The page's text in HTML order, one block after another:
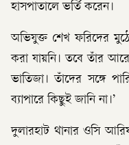
হাসপাতালে ভর্তি করেন।
অভিযুক্ত শেখ ফরিদের
করা যায়নি। তবে তাঁর
ভাতিজা। তাঁদের সঙ্গে
ব্যাপারে কিছুই জানি না।’
দুলারহাট থানার ওসি